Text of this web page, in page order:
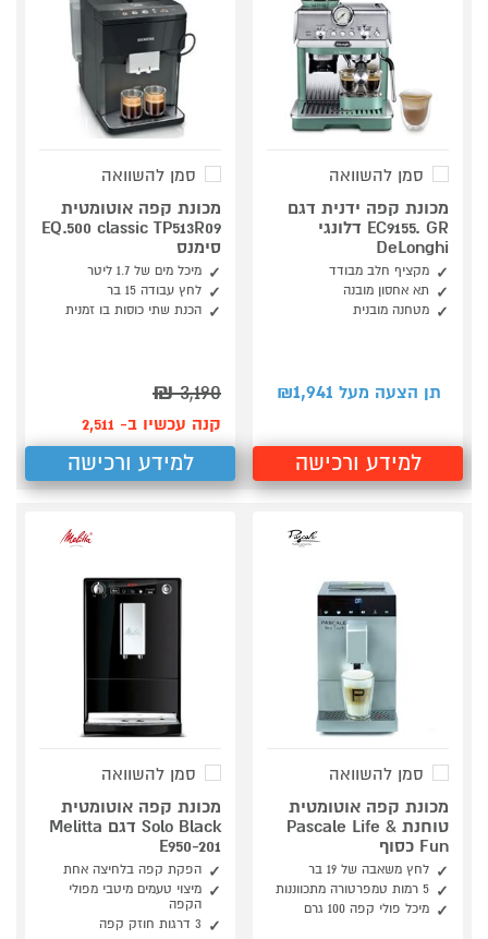
סמן להשוואה
מכונת קפה ידנית דגם
EC9155. GR דלונגי
DeLonghi
מקציף חלב מבודד
תא אחסון מובנה
מטחנה מובנית
תן הצעה מעל ₪ 1,941
למידע ורכישה
סמן להשוואה
מכונת קפה אוטומטית
EQ.500 classic TP513R09
סימנס
מיכל מים של 1.7 ליטר
לחץ עבודה 15 בר
הכנת שתי כוסות בו זמנית
3,190
₪
קנה עכשיו ב- 2,511
למידע ורכישה
סמן להשוואה
מכונת קפה אוטומטית
טוחנת Pascale Life &
Fun כסוף
לחץ משאבה של 19 בר
5 רמות טמפרטורה מתכווננות
מיכל פולי קפה 100 גרם
סמן להשוואה
מכונת קפה אוטומטית
Solo Black דגם Melitta
E950-201
הפקת קפה בלחיצה אחת
מיצוי טעמים מיטבי מפולי
הקפה
3 דרגות חוזק קפה